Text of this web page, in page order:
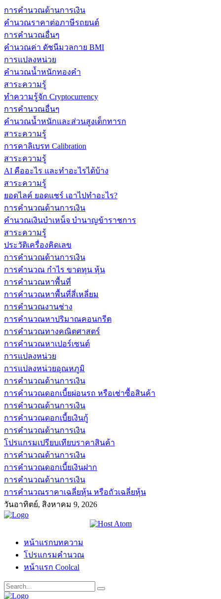
การคำนวณด้านการเงิน
คำนวณราคาต่อภาษีรถยนต์
การคำนวณอื่นๆ
คำนวณค่า ดัชนีมวลกาย BMI
การแปลงหน่วย
คำนวณน้ำหนักทองคำ
สาระความรู้
ทำความรู้จัก Cryptocurrency
การคำนวณอื่นๆ
คำนวณน้ำหนักและส่วนสูงเด็กทารก
สาระความรู้
การคาลิเบรท Calibration
สาระความรู้
AI คืออะไร และทำอะไรได้บ้าง
สาระความรู้
ยอดไลค์ ยอดแชร์ เอาไปทำอะไร?
การคำนวณด้านการเงิน
คำนวณเงินบำเหน็จ บำนาญข้าราชการ
สาระความรู้
ประวัติเครื่องคิดเลข
การคำนวณด้านการเงิน
การคำนวณ กำไร ขาดทุน หุ้น
การคำนวณหาพื้นที่
การคำนวณหาพื้นที่สี่เหลี่ยม
การคำนวณงานช่าง
การคำนวณหาปริมาณคอนกรีต
การคำนวณทางคณิตศาสตร์
การคำนวณหาเปอร์เซนต์
การแปลงหน่วย
การแปลงหน่วยอุณหภูมิ
การคำนวณด้านการเงิน
การคำนวณดอกเบี้ยผ่อนรถ หรือเช่าซื้อสินค้า
การคำนวณด้านการเงิน
การคำนวณดอกเบี้ยเงินกู้
การคำนวณด้านการเงิน
โปรแกรมเปรียบเทียบราคาสินค้า
การคำนวณด้านการเงิน
การคำนวณดอกเบี้ยเงินฝาก
การคำนวณด้านการเงิน
การคำนวณราคาเฉลี่ยหุ้น หรือถัวเฉลี่ยหุ้น
วันอาทิตย์, สิงหาคม 9, 2026
หน้าแรกบทความ
โปรแกรมคำนวณ
หน้าแรก Coolcal